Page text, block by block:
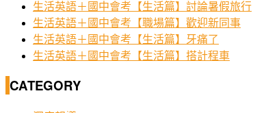
生活英語＋國中會考【生活篇】討論暑假旅行
生活英語＋國中會考【職場篇】歡迎新同事
生活英語＋國中會考【生活篇】牙痛了
生活英語＋國中會考【生活篇】搭計程車
CATEGORY